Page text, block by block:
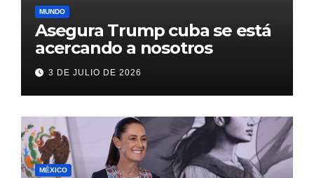
MUNDO
Asegura Trump cuba se está
acercando a nosotros
3 DE JULIO DE 2026
MÉXICO